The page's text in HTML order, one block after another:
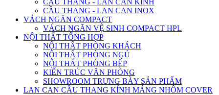
CẦU THANG - LAN CAN KÍNH
CẦU THANG - LAN CAN INOX
VÁCH NGĂN COMPACT
VÁCH NGĂN VỆ SINH COMPACT HPL
NỘI THẤT TỔNG HỢP
NỘI THẤT PHÒNG KHÁCH
NỘI THẤT PHÒNG NGỦ
NỘI THẤT PHÒNG BẾP
KIẾN TRÚC VĂN PHÒNG
SHOWROOM TRƯNG BÀY SẢN PHẨM
LAN CAN CẦU THANG KÍNH MÁNG NHÔM COVER